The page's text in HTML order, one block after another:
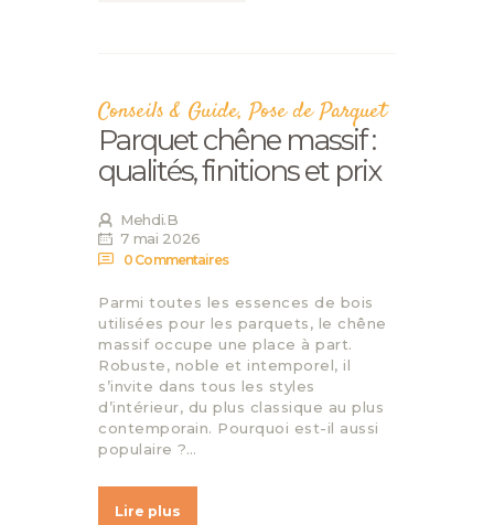
Conseils & Guide,Pose de Parquet
Parquet chêne massif :
qualités, finitions et prix
Mehdi.B
7 mai 2026
0 Commentaires
Parmi toutes les essences de bois
utilisées pour les parquets, le chêne
massif occupe une place à part.
Robuste, noble et intemporel, il
s’invite dans tous les styles
d’intérieur, du plus classique au plus
contemporain. Pourquoi est-il aussi
populaire ?…
Lire plus